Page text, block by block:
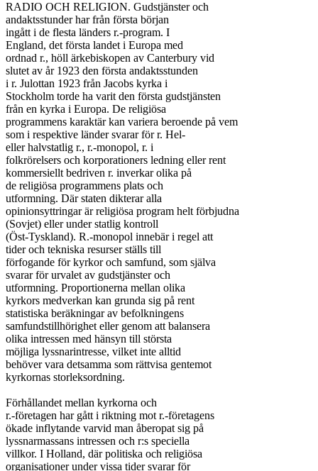
RADIO OCH RELIGION. Gudstjänster och
andaktsstunder har från första början
ingått i de flesta länders r.-program. I
England, det första landet i Europa med
ordnad r., höll ärkebiskopen av Canterbury vid
slutet av år 1923 den första andaktsstunden
i r. Julottan 1923 från Jacobs kyrka i
Stockholm torde ha varit den första gudstjänsten
från en kyrka i Europa. De religiösa
programmens karaktär kan variera beroende på vem
som i respektive länder svarar för r. Hel-
eller halvstatlig r., r.-monopol, r. i
folkrörelsers och korporationers ledning eller rent
kommersiellt bedriven r. inverkar olika på
de religiösa programmens plats och
utformning. Där staten dikterar alla
opinionsyttringar är religiösa program helt förbjudna
(Sovjet) eller under statlig kontroll
(Öst-Tyskland). R.-monopol innebär i regel att
tider och tekniska resurser ställs till
förfogande för kyrkor och samfund, som själva
svarar för urvalet av gudstjänster och
utformning. Proportionerna mellan olika
kyrkors medverkan kan grunda sig på rent
statistiska beräkningar av befolkningens
samfundstillhörighet eller genom att balansera
olika intressen med hänsyn till största
möjliga lyssnarintresse, vilket inte alltid
behöver vara detsamma som rättvisa gentemot
kyrkornas storleksordning.
Förhållandet mellan kyrkorna och
r.-företagen har gått i riktning mot r.-företagens
ökade inflytande varvid man åberopat sig på
lyssnarmassans intressen och r:s speciella
villkor. I Holland, där politiska och religiösa
organisationer under vissa tider svarar för